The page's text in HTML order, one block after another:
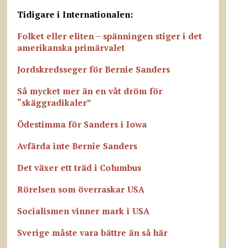
Tidigare i Internationalen:
Folket eller eliten – spänningen stiger i det
amerikanska primärvalet
Jordskredsseger för Bernie Sanders
Så mycket mer än en våt dröm för
“skäggradikaler”
Ödestimma för Sanders i Iowa
Avfärda inte Bernie Sanders
Det växer ett träd i Columbus
Rörelsen som överraskar USA
Socialismen vinner mark i USA
Sverige måste vara bättre än så här